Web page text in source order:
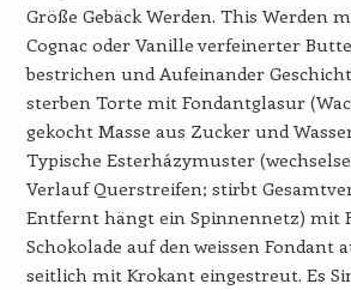
Größe Gebäck Werden. This Werden
Cognac oder Vanille verfeinerter
bestrichen und Aufeinander
sterben Torte mit Fondantglasur
gekocht Masse aus Zucker und
Typische Esterházymuster
Verlauf Querstreifen; stirbt
Entfernt hängt ein Spinnennetz) mit
Schokolade auf den weissen Fondant
seitlich mit Krokant eingestreut. Es